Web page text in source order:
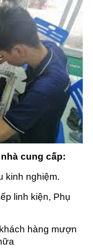
cung cấp:
kinh nghiệm.
linh kiện, Phụ
hàng mượn